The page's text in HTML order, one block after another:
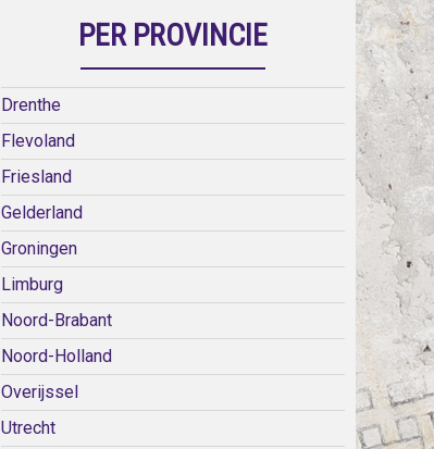
PER PROVINCIE
Drenthe
Flevoland
Friesland
Gelderland
Groningen
Limburg
Noord-Brabant
Noord-Holland
Overijssel
Utrecht